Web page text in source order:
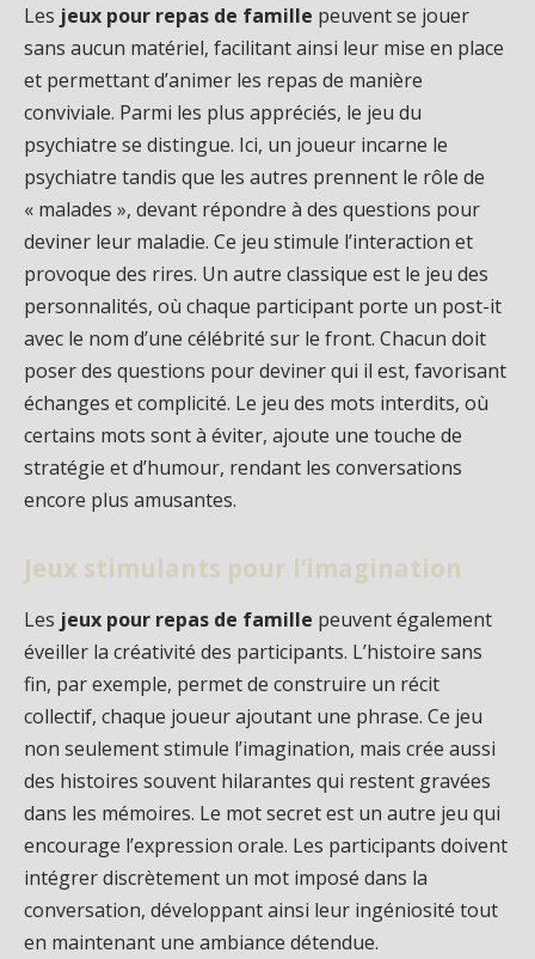
Les jeux pour repas de famille peuvent se jouer
sans aucun matériel, facilitant ainsi leur mise en place
et permettant d’animer les repas de manière
conviviale. Parmi les plus appréciés, le jeu du
psychiatre se distingue. Ici, un joueur incarne le
psychiatre tandis que les autres prennent le rôle de
« malades », devant répondre à des questions pour
deviner leur maladie. Ce jeu stimule l’interaction et
provoque des rires. Un autre classique est le jeu des
personnalités, où chaque participant porte un post-it
avec le nom d’une célébrité sur le front. Chacun doit
poser des questions pour deviner qui il est, favorisant
échanges et complicité. Le jeu des mots interdits, où
certains mots sont à éviter, ajoute une touche de
stratégie et d’humour, rendant les conversations
encore plus amusantes.
Jeux stimulants pour l’imagination
Les jeux pour repas de famille peuvent également
éveiller la créativité des participants. L’histoire sans
fin, par exemple, permet de construire un récit
collectif, chaque joueur ajoutant une phrase. Ce jeu
non seulement stimule l’imagination, mais crée aussi
des histoires souvent hilarantes qui restent gravées
dans les mémoires. Le mot secret est un autre jeu qui
encourage l’expression orale. Les participants doivent
intégrer discrètement un mot imposé dans la
conversation, développant ainsi leur ingéniosité tout
en maintenant une ambiance détendue.